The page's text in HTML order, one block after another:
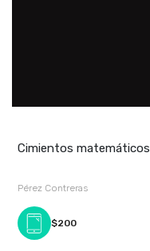
Cimientos matemáticos
Pérez Contreras
$200